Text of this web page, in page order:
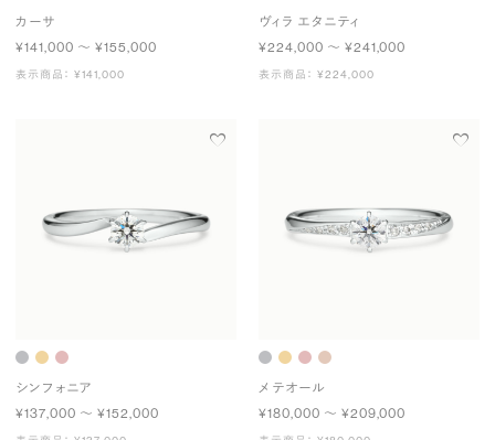
カーサ
¥141,000 〜 ¥155,000
表示商品： ¥141,000
ヴィラ エタニティ
¥224,000 〜 ¥241,000
表示商品： ¥224,000
シンフォニア
¥137,000 〜 ¥152,000
メテオール
¥180,000 〜 ¥209,000